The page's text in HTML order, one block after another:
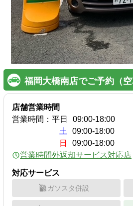
福岡大橋南店でご予約（空
店舗営業時間
営業時間： 平日 09:00-18:00
土
09:00-18:00
日
09:00-18:00
営業時間外返却サービス対応店
対応サービス
ガソスタ併設